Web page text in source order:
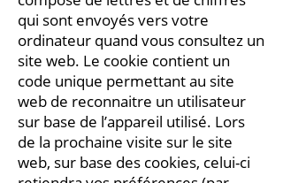
qui sont envoyés vers votre
ordinateur quand vous consultez un
site web. Le cookie contient un
code unique permettant au site
web de reconnaitre un utilisateur
sur base de l’appareil utilisé. Lors
de la prochaine visite sur le site
web, sur base des cookies, celui-ci